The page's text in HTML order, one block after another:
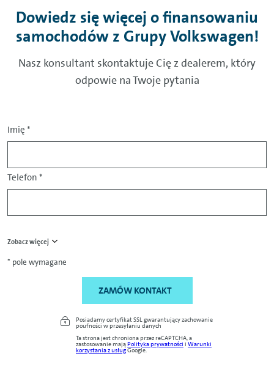
Dowiedz się więcej o finansowaniu
samochodów z Grupy Volkswagen!
Nasz konsultant skontaktuje Cię z dealerem, który
odpowie na Twoje pytania
Imię *
Telefon *
Zobacz więcej
* pole wymagane
ZAMÓW KONTAKT
Posiadamy certyfikat SSL gwarantujący zachowanie
poufności w przesyłaniu danych
Ta strona jest chroniona przez reCAPTCHA, a
zastosowanie mająPolityka prywatności i Warunki
korzystania z usługGoogle.